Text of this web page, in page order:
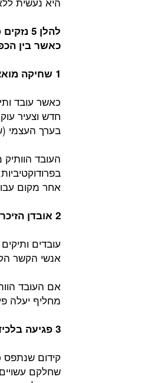
להלן 5 נזקים פוטנציאליים לארגון
כאשר בין
1 שחיקה מואצת ואובדן מוטיבציה של טלנטים ותיקים שנותרו מאחור
כאשר עובד
חדש וצעיר
בערך העצמי
העובד הוותיק
אחר מקום
2 אובדן הזיכרון הארגוני
עובדים
אנשי הקשר
אם העובד
מחליף יעלה
3 פגיעה בלכידות החברתית ויצירת מחנות בצוות:
קידום שנתפס
שחלקם